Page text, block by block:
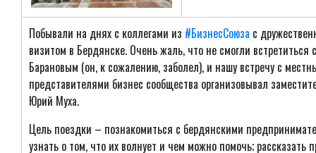
Побывали на днях с коллегами из #БизнесСоюза с
визитом в Бердянске. Очень жаль, что не смогли встретиться
Барановым (он, к сожалению, заболел), и нашу встречу с
представителями бизнес сообщества организовывал
Юрий Муха.
Цель поездки – познакомиться с бердянскими
узнать о том, что их волнует и чем можно помочь; рассказать